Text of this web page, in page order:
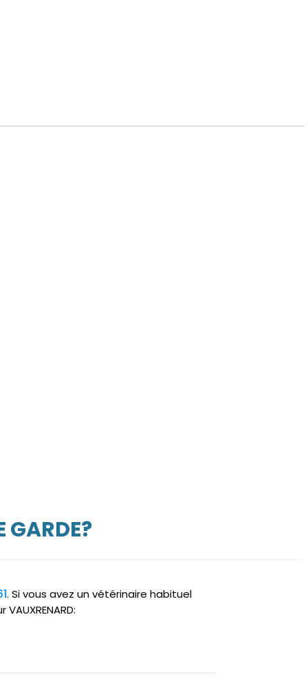
GARDE?
. Si vous avez un vétérinaire habituel